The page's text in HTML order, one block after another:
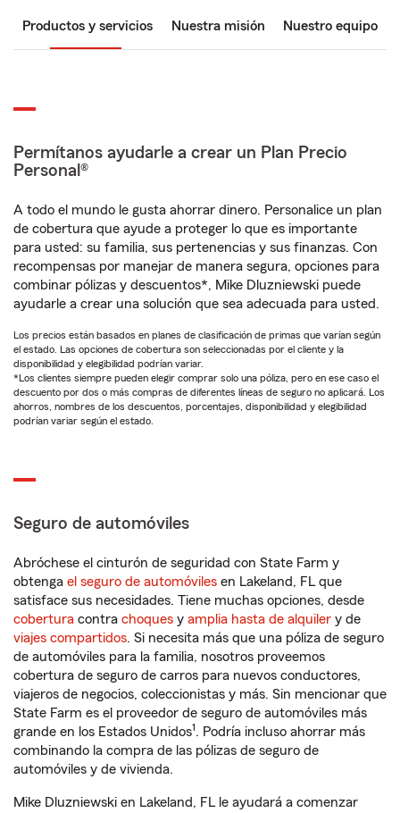
Productos y servicios Nuestra misión Nuestro equipo
Permítanos ayudarle a crear un Plan Precio
Personal®
A todo el mundo le gusta ahorrar dinero. Personalice un plan
de cobertura que ayude a proteger lo que es importante
para usted: su familia, sus pertenencias y sus finanzas. Con
recompensas por manejar de manera segura, opciones para
combinar pólizas y descuentos*, Mike Dluzniewski puede
ayudarle a crear una solución que sea adecuada para usted.
Los precios están basados en planes de clasificación de primas que varían según
el estado. Las opciones de cobertura son seleccionadas por el cliente y la
disponibilidad y elegibilidad podrían variar.
*Los clientes siempre pueden elegir comprar solo una póliza, pero en ese caso el
descuento por dos o más compras de diferentes líneas de seguro no aplicará. Los
ahorros, nombres de los descuentos, porcentajes, disponibilidad y elegibilidad
podrían variar según el estado.
Seguro de automóviles
Abróchese el cinturón de seguridad con State Farm y
obtenga el seguro de automóviles en Lakeland, FL que
satisface sus necesidades. Tiene muchas opciones, desde
cobertura contra choques y amplia hasta de alquiler y de
viajes compartidos. Si necesita más que una póliza de seguro
de automóviles para la familia, nosotros proveemos
cobertura de seguro de carros para nuevos conductores,
viajeros de negocios, coleccionistas y más. Sin mencionar que
State Farm es el proveedor de seguro de automóviles más
grande en los Estados Unidos1. Podría incluso ahorrar más
combinando la compra de las pólizas de seguro de
automóviles y de vivienda.
Mike Dluzniewski en Lakeland, FL le ayudará a comenzar